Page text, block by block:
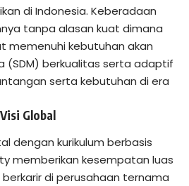
di Indonesia. Keberadaan
tanpa alasan kuat dimana
memenuhi kebutuhan akan
(SDM) berkualitas serta adaptif
serta kebutuhan di era
Global
dengan kurikulum berbasis
memberikan kesempatan luas
di perusahaan ternama